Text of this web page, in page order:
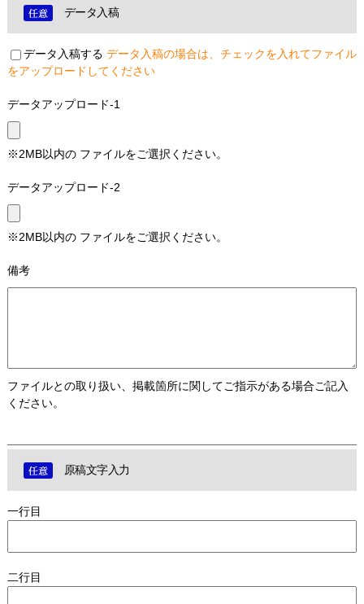
データ入稿
データ入稿する データ入稿の場合は、チェックを入れてファイル
をアップロードしてください
データアップロード-1
※2MB以内の ファイルをご選択ください。
データアップロード-2
※2MB以内の ファイルをご選択ください。
備考
ファイルとの取り扱い、掲載箇所に関してご指示がある場合ご記入
ください。
原稿文字入力
一行目
二行目